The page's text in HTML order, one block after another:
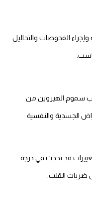
الفحوصات والتحاليل
سموم الهيروين من
الجسدية والنفسية
لمعرفة أي تغييرات قد تحدث في درجة
ضربات القلب.